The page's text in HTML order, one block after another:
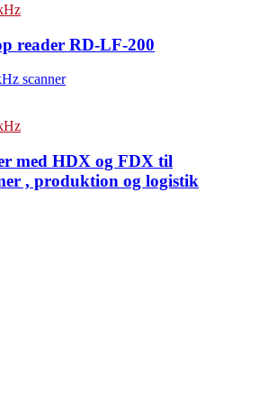
reader RD-LF-200
med HDX og FDX til
, produktion og logistik